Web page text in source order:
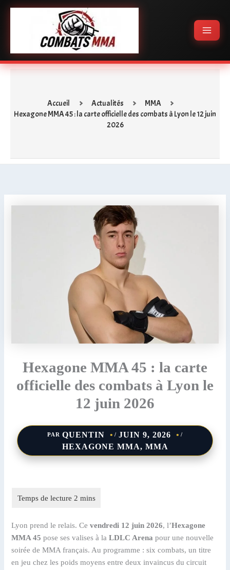
Aller
Menu
Accueil Actualités
MMA
Hexagone MMA 45 : la carte officielle des combats à Lyon le 12 juin
2026
Hexagone MMA 45 : la carte
officielle des combats à Lyon le
12 juin 2026
PAR QUENTIN / JUIN 9, 2026 /
HEXAGONE MMA, MMA
Lyon prend le relais. Cevendredi 12 juin 2026, l’Hexagone
MMA 45 pose ses valises à laLDLC Arena pour une nouvelle
soirée de MMA français. Au programme : six combats, un titre
en jeu chez les poids moyens entre deux invaincus du circuit